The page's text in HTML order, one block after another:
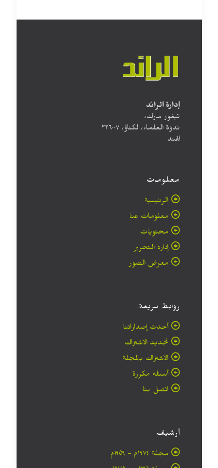
إدارة الرائد
تيغور مارك،
ندوة العلماء، لكناؤ، ۲۲٦۰۰۷
الهند
معلومات
الرئيسية
معلومات عنا
محتويات
إدارة التحرير
معرض الصور
روابط سريعة
أحدث إصداراتنا
تجديد الاشتراك
الاشتراك بالمجلة
أسئلة مكررة
اتصل بنا
أرشيف
مجلة ۱۹۷٤م - ١٩٥٩م